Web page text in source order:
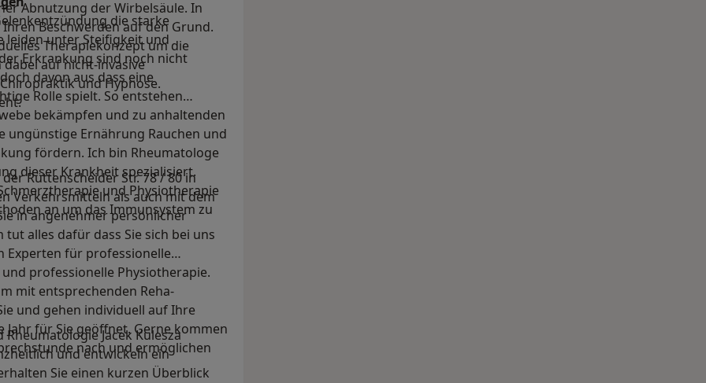
Abnutzung der Wirbelsäule. In
Beschwerden auf den Grund.
Therapiekonzept um die
auf nicht-invasive
und Hypnose.
die starke
leiden unter Steifigkeit und
Erkrankung sind noch nicht
davon aus dass eine
Rolle spielt. So entstehen
bekämpfen und zu anhaltenden
ungünstige Ernährung Rauchen und
fördern. Ich bin Rheumatologe
dieser Krankheit spezialisiert.
und Physiotherapie
an um das Immunsystem zu
Rüttenscheider Str. 78 / 80 in
Verkehrsmitteln als auch mit dem
in angenehmer persönlicher
alles dafür dass Sie sich bei uns
Experten für professionelle
professionelle Physiotherapie.
mit entsprechenden Reha-
und gehen individuell auf Ihre
Jahr für Sie geöffnet. Gerne kommen
nach und ermöglichen
Jacek Kulesza
und entwickeln ein
Sie einen kurzen Überblick